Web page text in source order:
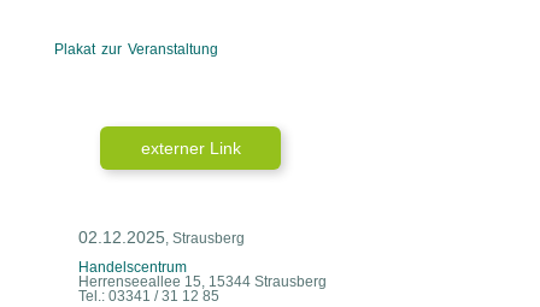
Plakat zur Veranstaltung
externer Link
02.12.2025, Strausberg
Handelscentrum
Herrenseeallee 15, 15344 Strausberg
Tel.: 03341 / 31 12 85